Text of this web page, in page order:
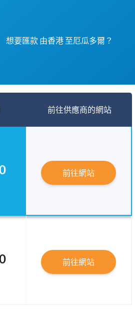
想要匯款 由香港 至厄瓜多爾？
前往供應商的網站
前往網站
前往網站